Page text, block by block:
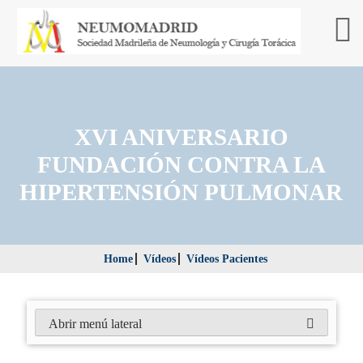
XVI ANIVERSARIO
FUNDACIÓN CONTRA LA
HIPERTENSIÓN PULMONAR
Home Vídeos Vídeos Pacientes
Abrir menú lateral